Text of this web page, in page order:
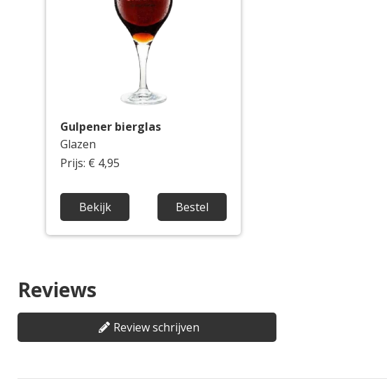
Gulpener bierglas
Glazen
Prijs: € 4,95
Bekijk Bestel
Reviews
Review schrijven